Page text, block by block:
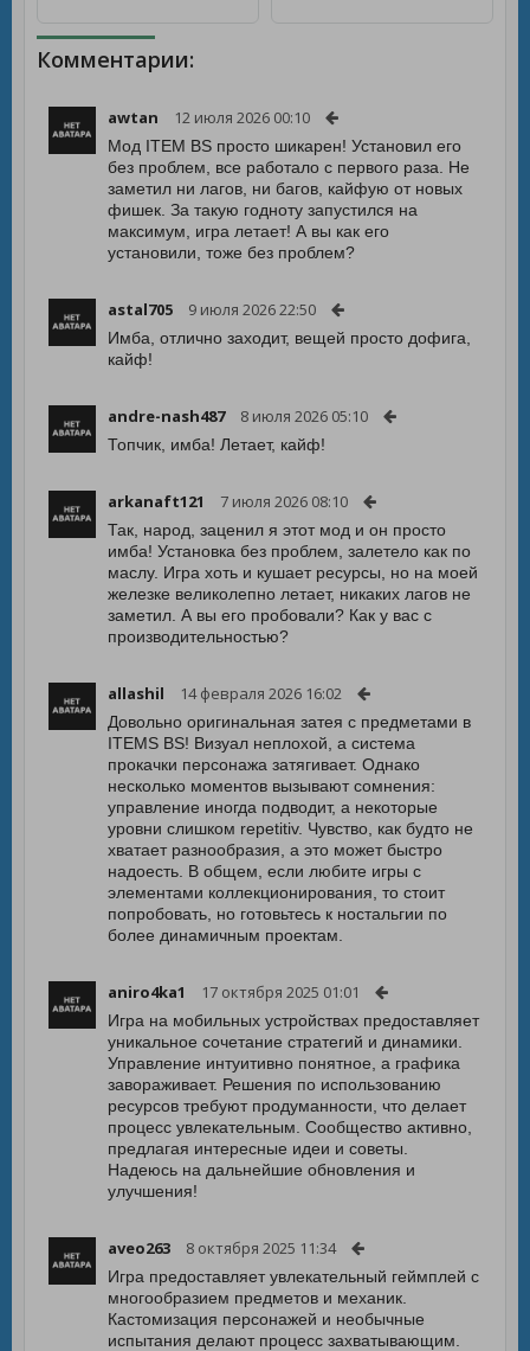
Комментарии:
awtan 12 июля 2026 00:10
Мод ITEM BS просто шикарен! Установил его
без проблем, все работало с первого раза. Не
заметил ни лагов, ни багов, кайфую от новых
фишек. За такую годноту запустился на
максимум, игра летает! А вы как его
установили, тоже без проблем?
astal705 9 июля 2026 22:50
Имба, отлично заходит, вещей просто дофига,
кайф!
andre-nash487 8 июля 2026 05:10
Топчик, имба! Летает, кайф!
arkanaft121 7 июля 2026 08:10
Так, народ, заценил я этот мод и он просто
имба! Установка без проблем, залетело как по
маслу. Игра хоть и кушает ресурсы, но на моей
железке великолепно летает, никаких лагов не
заметил. А вы его пробовали? Как у вас с
производительностью?
allashil 14 февраля 2026 16:02
Довольно оригинальная затея с предметами в
ITEMS BS! Визуал неплохой, а система
прокачки персонажа затягивает. Однако
несколько моментов вызывают сомнения:
управление иногда подводит, а некоторые
уровни слишком repetitiv. Чувство, как будто не
хватает разнообразия, а это может быстро
надоесть. В общем, если любите игры с
элементами коллекционирования, то стоит
попробовать, но готовьтесь к ностальгии по
более динамичным проектам.
aniro4ka1 17 октября 2025 01:01
Игра на мобильных устройствах предоставляет
уникальное сочетание стратегий и динамики.
Управление интуитивно понятное, а графика
завораживает. Решения по использованию
ресурсов требуют продуманности, что делает
процесс увлекательным. Сообщество активно,
предлагая интересные идеи и советы.
Надеюсь на дальнейшие обновления и
улучшения!
aveo263 8 октября 2025 11:34
Игра предоставляет увлекательный геймплей с
многообразием предметов и механик.
Кастомизация персонажей и необычные
испытания делают процесс захватывающим.